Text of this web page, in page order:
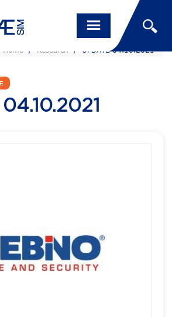
Home / Research / UPDATE 04.10.2021